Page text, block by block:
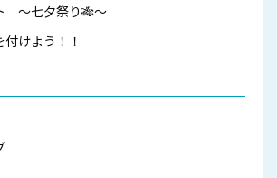
～七夕祭り🎋～
けよう！！